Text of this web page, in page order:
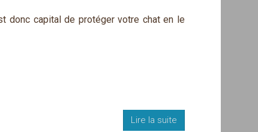
donc capital de protéger votre chat en le
Lire la suite